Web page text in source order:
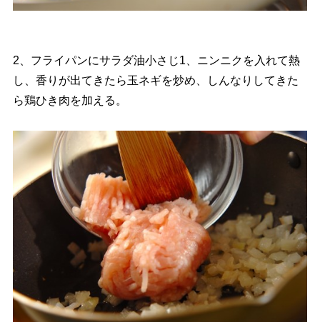
2、フライパンにサラダ油小さじ1、ニンニクを入れて熱
し、香りが出てきたら玉ネギを炒め、しんなりしてきた
ら鶏ひき肉を加える。